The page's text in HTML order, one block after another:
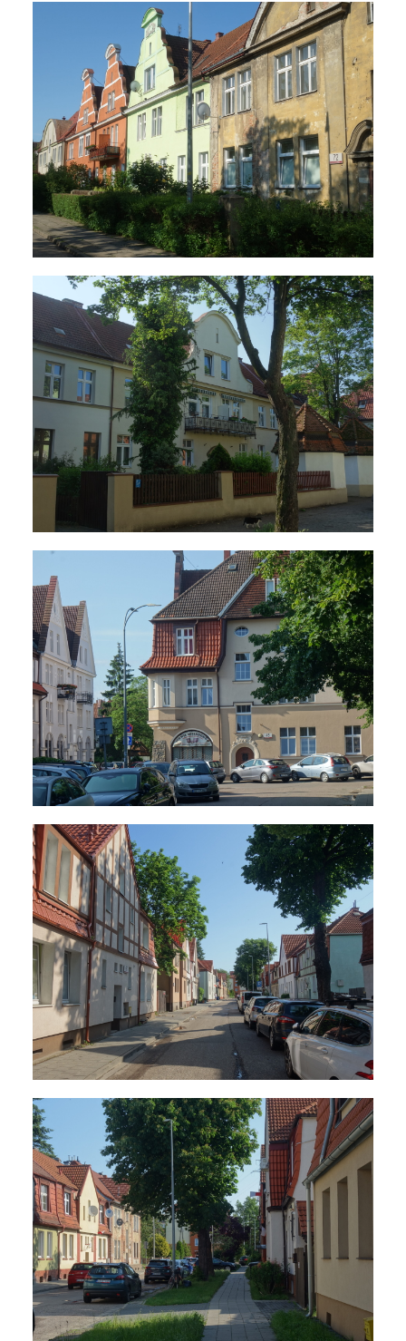
Klimatyczny Dolny
Wrzeszcz, największy skarb
Brzeźna, nietypowy punkt
widokowy Przymorza –